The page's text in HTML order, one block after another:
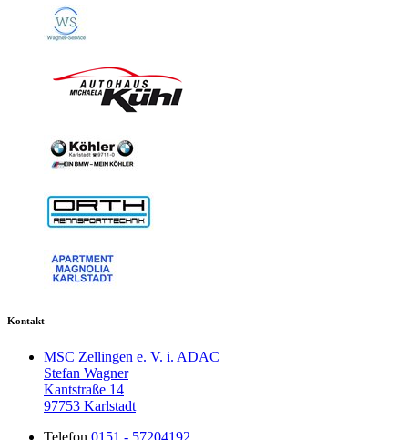
Kontakt
MSC Zellingen e. V. i. ADAC
Stefan Wagner
Kantstraße 14
97753 Karlstadt
Telefon 0151 - 57204192